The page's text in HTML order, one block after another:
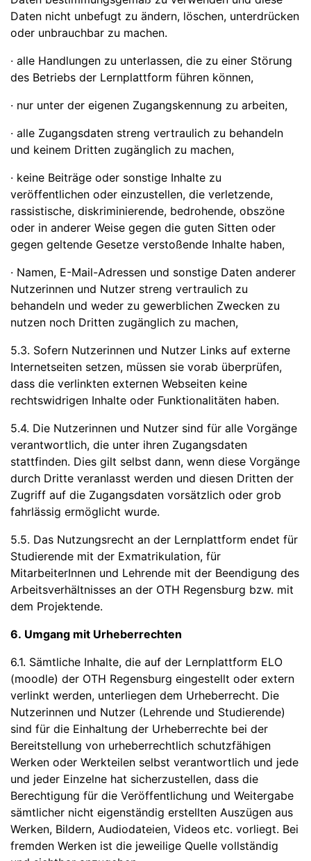
Daten nicht unbefugt zu ändern, löschen, unterdrücken
oder unbrauchbar zu machen.
· alle Handlungen zu unterlassen, die zu einer Störung
des Betriebs der Lernplattform führen können,
· nur unter der eigenen Zugangskennung zu arbeiten,
· alle Zugangsdaten streng vertraulich zu behandeln
und keinem Dritten zugänglich zu machen,
· keine Beiträge oder sonstige Inhalte zu
veröffentlichen oder einzustellen, die verletzende,
rassistische, diskriminierende, bedrohende, obszöne
oder in anderer Weise gegen die guten Sitten oder
gegen geltende Gesetze verstoßende Inhalte haben,
· Namen, E-Mail-Adressen und sonstige Daten anderer
Nutzerinnen und Nutzer streng vertraulich zu
behandeln und weder zu gewerblichen Zwecken zu
nutzen noch Dritten zugänglich zu machen,
5.3. Sofern Nutzerinnen und Nutzer Links auf externe
Internetseiten setzen, müssen sie vorab überprüfen,
dass die verlinkten externen Webseiten keine
rechtswidrigen Inhalte oder Funktionalitäten haben.
5.4. Die Nutzerinnen und Nutzer sind für alle Vorgänge
verantwortlich, die unter ihren Zugangsdaten
stattfinden. Dies gilt selbst dann, wenn diese Vorgänge
durch Dritte veranlasst werden und diesen Dritten der
Zugriff auf die Zugangsdaten vorsätzlich oder grob
fahrlässig ermöglicht wurde.
5.5. Das Nutzungsrecht an der Lernplattform endet für
Studierende mit der Exmatrikulation, für
MitarbeiterInnen und Lehrende mit der Beendigung des
Arbeitsverhältnisses an der OTH Regensburg bzw. mit
dem Projektende.
6. Umgang mit Urheberrechten
6.1. Sämtliche Inhalte, die auf der Lernplattform ELO
(moodle) der OTH Regensburg eingestellt oder extern
verlinkt werden, unterliegen dem Urheberrecht. Die
Nutzerinnen und Nutzer (Lehrende und Studierende)
sind für die Einhaltung der Urheberrechte bei der
Bereitstellung von urheberrechtlich schutzfähigen
Werken oder Werkteilen selbst verantwortlich und jede
und jeder Einzelne hat sicherzustellen, dass die
Berechtigung für die Veröffentlichung und Weitergabe
sämtlicher nicht eigenständig erstellten Auszügen aus
Werken, Bildern, Audiodateien, Videos etc. vorliegt. Bei
fremden Werken ist die jeweilige Quelle vollständig